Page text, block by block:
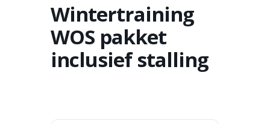
Wintertraining
WOS pakket
inclusief stalling